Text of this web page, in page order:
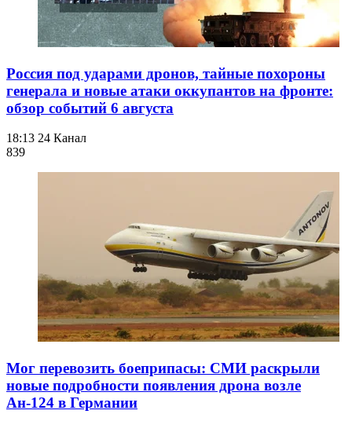
Россия под ударами дронов, тайные похороны
генерала и новые атаки оккупантов на фронте:
обзор событий 6 августа
18:13 24 Канал
839
Мог перевозить боеприпасы: СМИ раскрыли
новые подробности появления дрона возле
Ан-124 в Германии